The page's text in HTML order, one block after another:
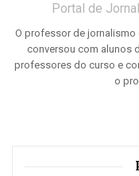
Portal de
O professor de jornalismo
conversou com alunos
professores do curso e
o